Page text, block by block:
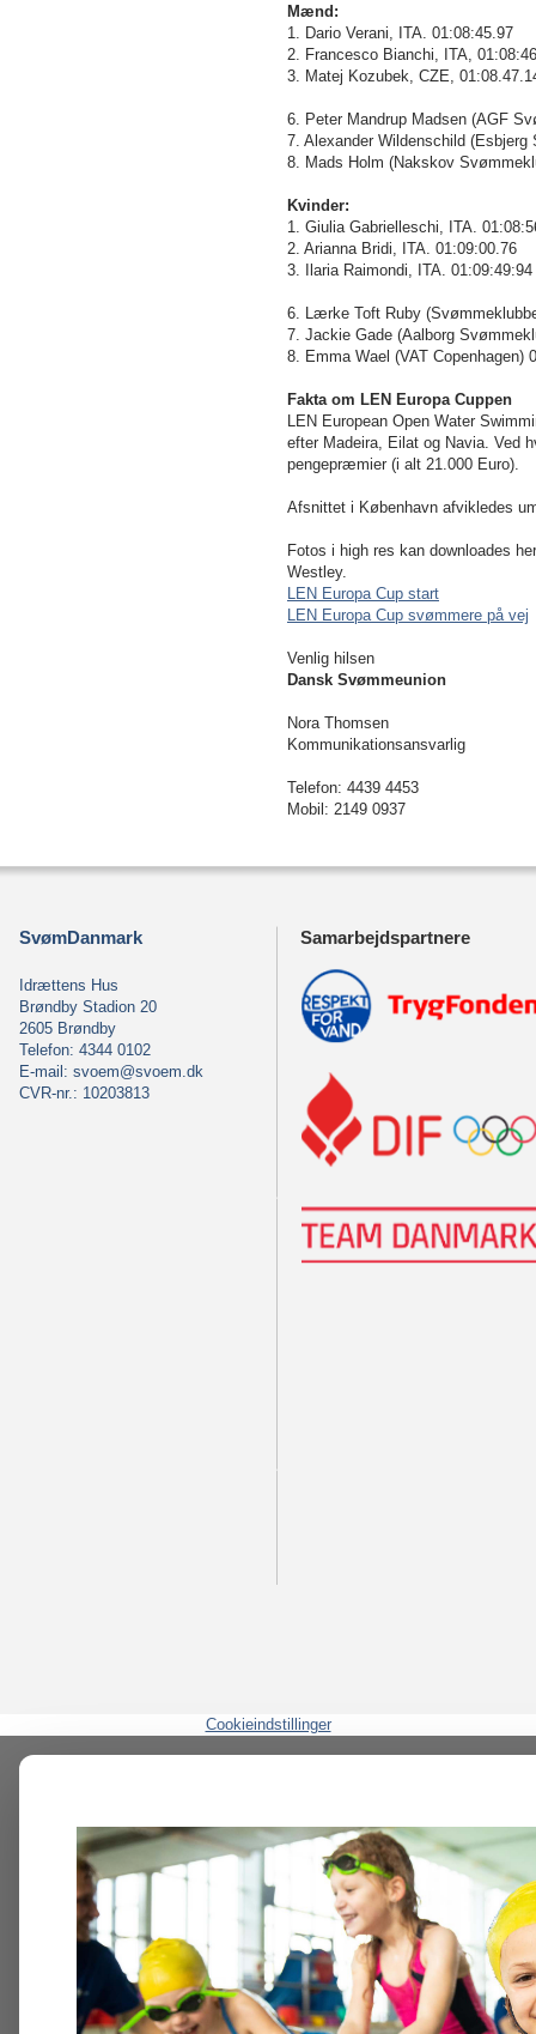
Mænd:
1. Dario Verani, ITA. 01:08:45.97
2. Francesco Bianchi, ITA,
3. Matej Kozubek, CZE,
6. Peter Mandrup Madsen (AGF
7. Alexander Wildenschild (Esbjerg
8. Mads Holm (Nakskov
Kvinder:
1. Giulia Gabrielleschi, ITA.
2. Arianna Bridi, ITA. 01:09:00.76
3. Ilaria Raimondi, ITA. 01:09:49:94
6. Lærke Toft Ruby
7. Jackie Gade (Aalborg
8. Emma Wael (VAT Copenhagen)
Fakta om LEN Europa Cuppen
LEN European Open Water
efter Madeira, Eilat og Navia. Ved
pengepræmier (i alt 21.000 Euro).
Afsnittet i København afvikledes
Fotos i high res kan downloades
Westley.
LEN Europa Cup start
LEN Europa Cup svømmere på vej
Venlig hilsen
Dansk Svømmeunion
Nora Thomsen
Kommunikationsansvarlig
Telefon: 4439 4453
Mobil: 2149 0937
SvømDanmark
Idrættens Hus
Brøndby Stadion 20
2605 Brøndby
Telefon: 4344 0102
E-mail: svoem@svoem.dk
CVR-nr.: 10203813
Samarbejdspartnere
Cookieindstillinger